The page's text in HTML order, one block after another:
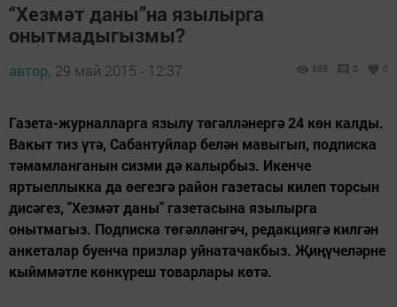
“Хезмәт даны”на язылырга
онытмадыгызмы?
автор, 29 май 2015 - 12:37 888 0 0
Газета-журналларга язылу төгәлләнергә 24 көн калды.
Вакыт тиз үтә, Сабантуйлар белән мавыгып, подписка
тәмамланганын сизми дә калырбыз. Икенче
яртыеллыкка да өегезгә район газетасы килеп торсын
дисәгез, "Хезмәт даны" газетасына язылырга
онытмагыз. Подписка төгәлләнгәч, редакциягә килгән
анкеталар буенча призлар уйнатачакбыз. Җиңүчеләрне
кыйммәтле көнкүреш товарлары көтә.